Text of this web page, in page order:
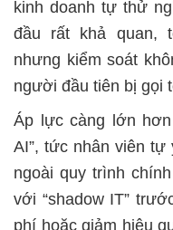
kinh doanh tự thử
đầu rất khả quan,
nhưng kiểm soát
người đầu tiên bị gọi
Áp lực càng lớn
AI”, tức nhân viên
ngoài quy trình
với “shadow IT”
phí hoặc giảm hiệu